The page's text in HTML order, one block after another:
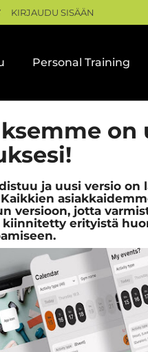
KIRJAUDU SISÄÄN
Personal Training
on
ja uusi versio on
versioon, jotta
kiinnitetty erityistä